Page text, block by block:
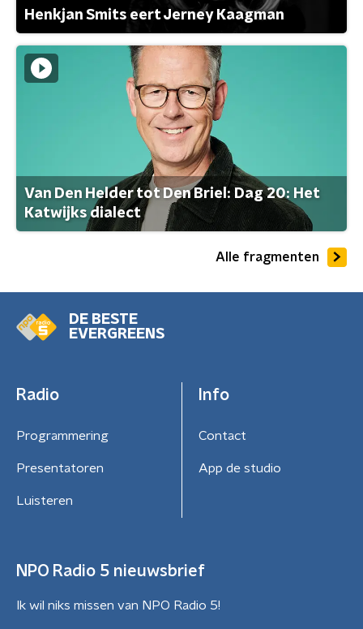
Henkjan Smits eert Jerney Kaagman
Van Den Helder tot Den Briel: Dag 20: Het
Katwijks dialect
Alle fragmenten
DE BESTE
EVERGREENS
Radio
Programmering
Presentatoren
Luisteren
Info
Contact
App de studio
NPO Radio 5 nieuwsbrief
Ik wil niks missen van NPO Radio 5!